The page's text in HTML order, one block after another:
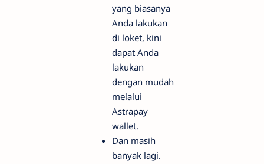
yang biasanya
Anda lakukan
di loket, kini
dapat Anda
lakukan
dengan mudah
melalui
Astrapay
wallet.
Dan masih
banyak lagi.